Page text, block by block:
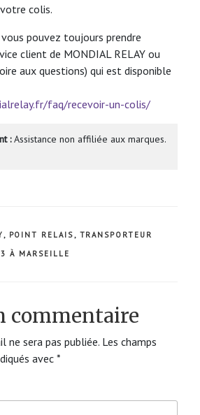
colis.
pouvez toujours prendre
client de MONDIAL RELAY ou
aux questions) qui est disponible
faq/recevoir-un-colis/
:Assistance non affiliée aux marques.
, POINT RELAIS , TRANSPORTEUR
À MARSEILLE
commentaire
ne sera pas publiée. Les champs
avec *